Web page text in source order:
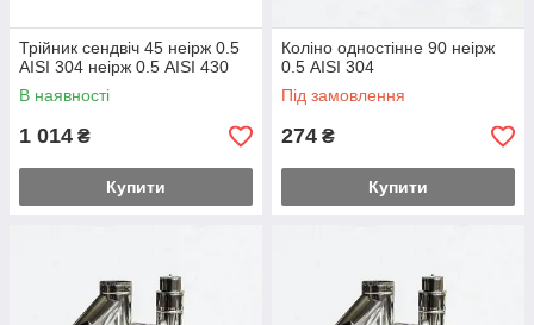
Трійник сендвіч 45 неірж 0.5
AISI 304 неірж 0.5 AISI 430
В наявності
1 014 ₴
Купити
Коліно одностінне 90 неірж
0.5 AISI 304
Під замовлення
274 ₴
Купити